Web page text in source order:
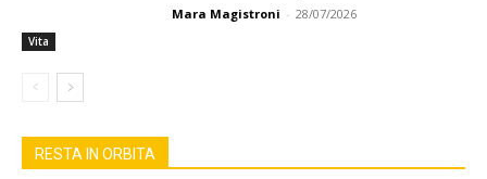
Vita
Mara Magistroni - 28/07/2026
RESTA IN ORBITA